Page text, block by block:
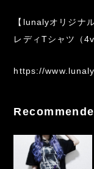
【lunalyオリジナ
レディTシャツ（
https://